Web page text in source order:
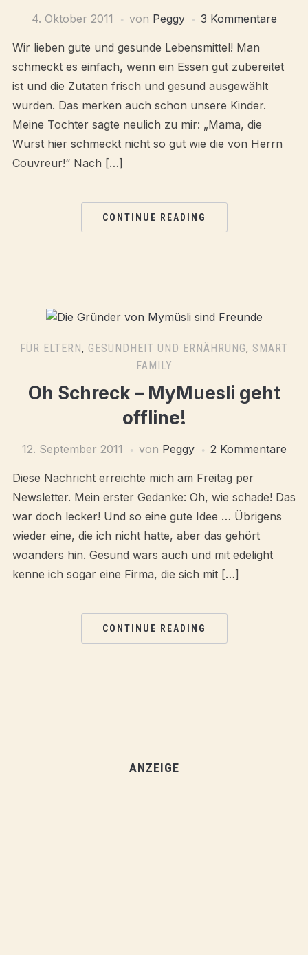
4. Oktober 2011 von Peggy 3 Kommentare
Wir lieben gute und gesunde Lebensmittel! Man
schmeckt es einfach, wenn ein Essen gut zubereitet
ist und die Zutaten frisch und gesund ausgewählt
wurden. Das merken auch schon unsere Kinder.
Meine Tochter sagte neulich zu mir: „Mama, die
Wurst hier schmeckt nicht so gut wie die von Herrn
Couvreur!“ Nach […]
CONTINUE READING
FÜR ELTERN, GESUNDHEIT UND ERNÄHRUNG, SMART
FAMILY
Oh Schreck – MyMuesli geht
offline!
12. September 2011 von Peggy 2 Kommentare
Diese Nachricht erreichte mich am Freitag per
Newsletter. Mein erster Gedanke: Oh, wie schade! Das
war doch lecker! Und so eine gute Idee … Übrigens
wieder eine, die ich nicht hatte, aber das gehört
woanders hin. Gesund wars auch und mit edelight
kenne ich sogar eine Firma, die sich mit […]
CONTINUE READING
ANZEIGE